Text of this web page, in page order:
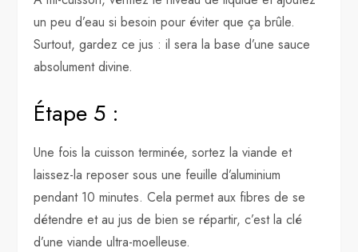
un peu d’eau si besoin pour éviter que ça brûle.
Surtout, gardez ce jus : il sera la base d’une sauce
absolument divine.
Étape 5 :
Une fois la cuisson terminée, sortez la viande et
laissez-la reposer sous une feuille d’aluminium
pendant 10 minutes. Cela permet aux fibres de se
détendre et au jus de bien se répartir, c’est la clé
d’une viande ultra-moelleuse.